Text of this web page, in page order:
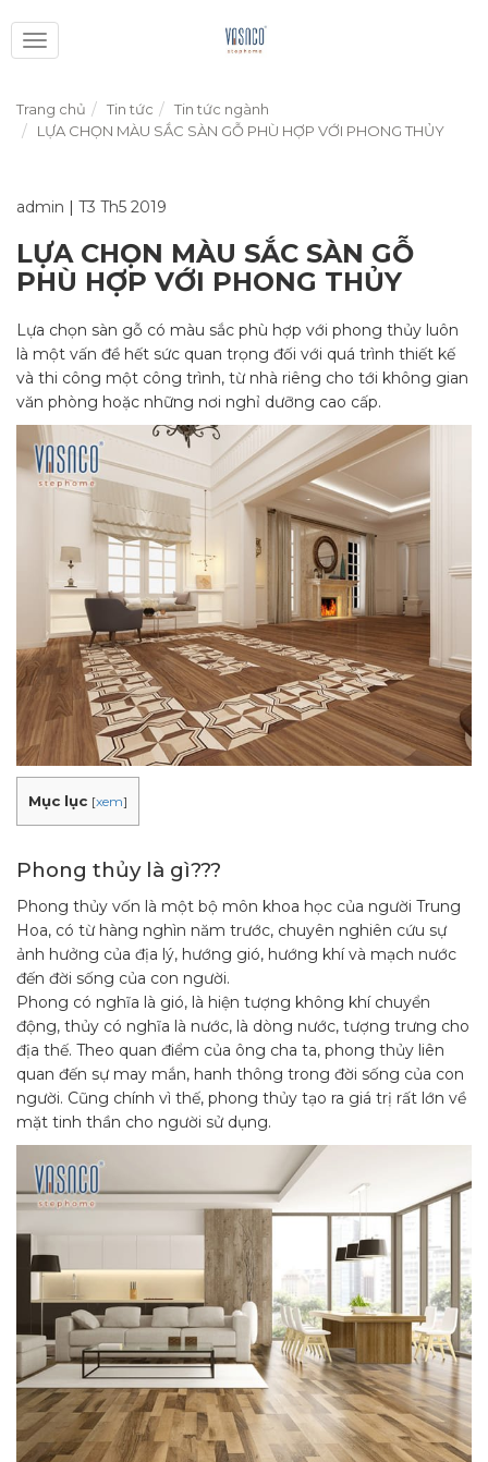
Toggle
navigation
Trang chủ Tin tức
Tin tức ngành
LỰA CHỌN MÀU SẮC SÀN GỖ PHÙ HỢP VỚI PHONG THỦY
admin | T3 Th5 2019
LỰA CHỌN MÀU SẮC SÀN GỖ
PHÙ HỢP VỚI PHONG THỦY
Lựa chọn sàn gỗ có màu sắc phù hợp với phong thủy luôn
là một vấn đề hết sức quan trọng đối với quá trình thiết kế
và thi công một công trình, từ nhà riêng cho tới không gian
văn phòng hoặc những nơi nghỉ dưỡng cao cấp.
Mục lục [xem]
Phong thủy là gì???
Phong thủy vốn là một bộ môn khoa học của người Trung
Hoa, có từ hàng nghìn năm trước, chuyên nghiên cứu sự
ảnh hưởng của địa lý, hướng gió, hướng khí và mạch nước
đến đời sống của con người.
Phong có nghĩa là gió, là hiện tượng không khí chuyển
động, thủy có nghĩa là nước, là dòng nước, tượng trưng cho
địa thế. Theo quan điểm của ông cha ta, phong thủy liên
quan đến sự may mắn, hanh thông trong đời sống của con
người. Cũng chính vì thế, phong thủy tạo ra giá trị rất lớn về
mặt tinh thần cho người sử dụng.